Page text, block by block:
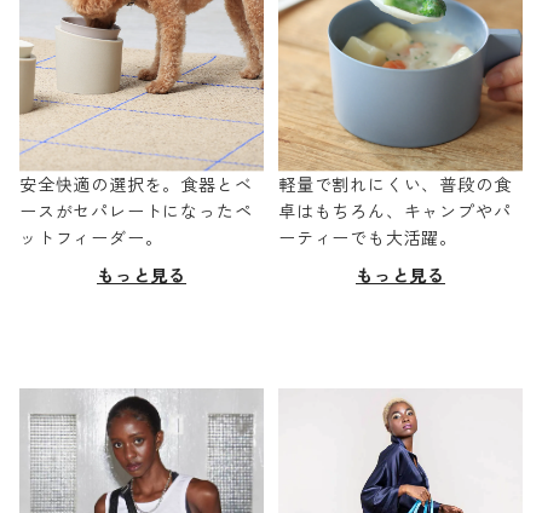
安全快適の選択を。食器とベ
ースがセパレートになったペ
ットフィーダー。
もっと見る
軽量で割れにくい、普段の食
卓はもちろん、キャンプやパ
ーティーでも大活躍。
もっと見る